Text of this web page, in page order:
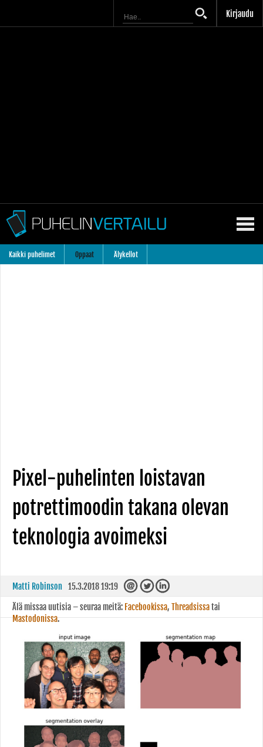
Kirjaudu
Kaikki puhelimet Oppaat Älykellot
Pixel-puhelinten loistavan
potrettimoodin takana olevan
teknologia avoimeksi
Matti Robinson 15.3.2018 19:19
Älä missaa uutisia – seuraa meitä: Facebookissa, Threadsissatai
Mastodonissa.